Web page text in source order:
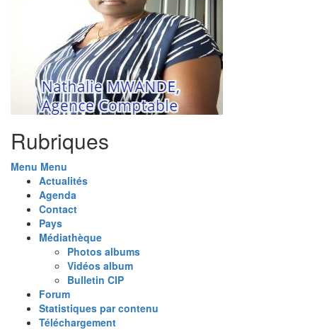
Rubriques
Menu Menu
Actualités
Agenda
Contact
Pays
Médiathèque
Photos albums
Vidéos album
Bulletin CIP
Forum
Statistiques par contenu
Téléchargement